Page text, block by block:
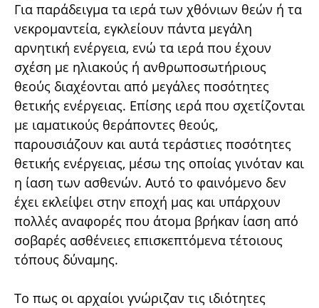
Για παράδειγμα τα ιερά των χθόνιων θεών ή τα
νεκρομαντεία, εγκλείουν πάντα μεγάλη
αρνητική ενέργεια, ενώ τα ιερά που έχουν
σχέση με ηλιακούς ή ανθρωποσωτήριους
θεούς διαχέονται από μεγάλες ποσότητες
θετικής ενέργειας. Επίσης ιερά που σχετίζονται
με ιαματικούς θεράποντες θεούς,
παρουσιάζουν και αυτά τεράστιες ποσότητες
θετικής ενέργειας, μέσω της οποίας γινόταν και
η ίαση των ασθενών. Αυτό το φαινόμενο δεν
έχει εκλείψει στην εποχή μας και υπάρχουν
πολλές αναφορές που άτομα βρήκαν ίαση από
σοβαρές ασθένειες επισκεπτόμενα τέτοιους
τόπους δύναμης.
Το πως οι αρχαίοι γνώριζαν τις ιδιότητες